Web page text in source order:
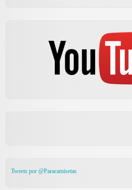
Tweets por @Paracamisetas